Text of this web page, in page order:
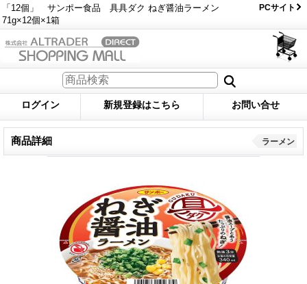
「12個」 サンポー食品 具具ダク ねぎ醤油ラーメン
71g×12個×1箱
PCサイト
ログイン 新規登録はこちら お問い合せ
商品詳細 ラーメン